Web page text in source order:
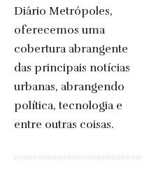
Diário Metrópoles,
oferecemos uma
cobertura abrangente
das principais notícias
urbanas, abrangendo
política, tecnologia e
entre outras coisas.